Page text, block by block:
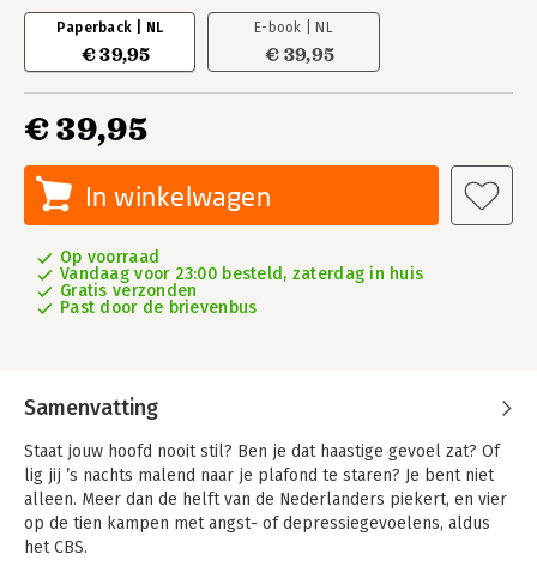
Paperback | NL
€ 39,95
E-book | NL
€ 39,95
€ 39,95
In winkelwagen
Op voorraad
Vandaag voor 23:00 besteld, zaterdag in huis
Gratis verzonden
Past door de brievenbus
Samenvatting
Staat jouw hoofd nooit stil? Ben je dat haastige gevoel zat? Of
lig jij ’s nachts malend naar je plafond te staren? Je bent niet
alleen. Meer dan de helft van de Nederlanders piekert, en vier
op de tien kampen met angst- of depressiegevoelens, aldus
het CBS.